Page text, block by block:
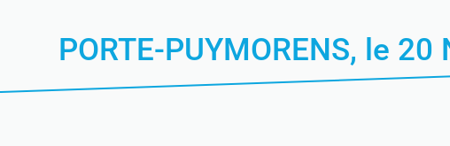
PORTE-PUYMORENS, le